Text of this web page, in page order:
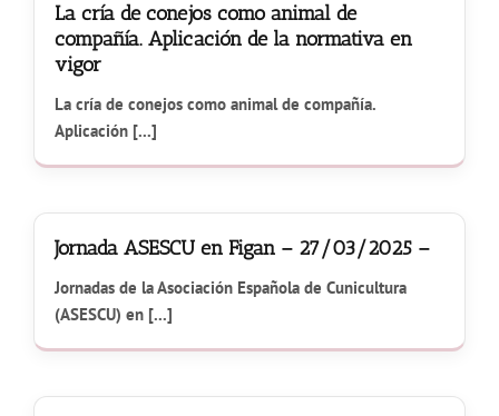
La cría de conejos como animal de
compañía. Aplicación de la normativa en
vigor
La cría de conejos como animal de compañía.
Aplicación [...]
Jornada ASESCU en Figan – 27/03/2025 –
Jornadas de la Asociación Española de Cunicultura
(ASESCU) en [...]